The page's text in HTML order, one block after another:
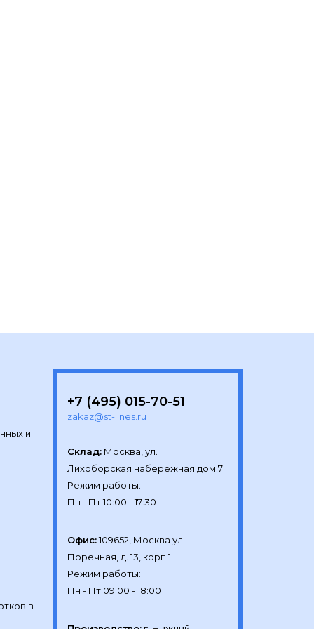
и
+7 (495) 015-70-51
zakaz@st-lines.ru
Склад: Москва, ул.
Лихоборская набережная дом 7
Режим работы:
Офис: 109652, Москва ул.
Поречная, д. 13, корп 1
Режим работы:
в